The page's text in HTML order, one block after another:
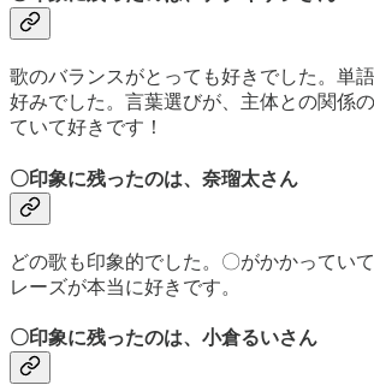
歌のバランスがとっても好きでした。単
好みでした。言葉選びが、主体との関係
ていて好きです！
〇印象に残ったのは、奈瑠太さん
どの歌も印象的でした。〇がかかってい
レーズが本当に好きです。
〇印象に残ったのは、小倉るいさん